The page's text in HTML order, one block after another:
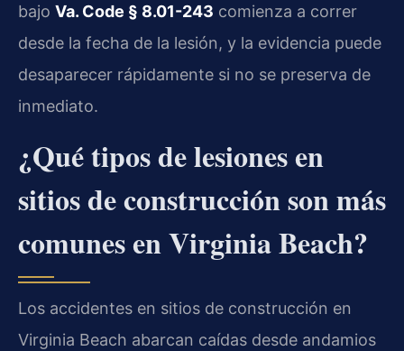
bajo Va. Code § 8.01-243 comienza a correr
desde la fecha de la lesión, y la evidencia puede
desaparecer rápidamente si no se preserva de
inmediato.
¿Qué tipos de lesiones en
sitios de construcción son más
comunes en Virginia Beach?
Los accidentes en sitios de construcción en
Virginia Beach abarcan caídas desde andamios